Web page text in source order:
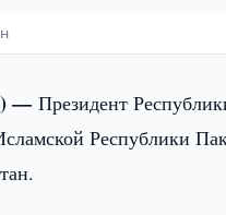
—Президент
Республики